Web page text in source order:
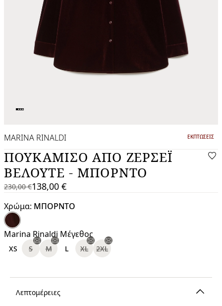
MARINA RINALDI ΚΑΤΗΓΟΡΙΑ:
ΕΚΠΤΏΣΕΙΣ
ΠΟΥΚΆΜΙΣΟ ΑΠΌ ΖΈΡΣΕΪ
ΒΕΛΟΥΤΈ - ΜΠΟΡΝΤΟ
230,00 €
230,00
€
138,00 €
Τρέχουσα
τιμή
138,00
€
Χρώμα: ΜΠΟΡΝΤΟ
Marina Rinaldi Μέγεθος
XS S M L XL 2XL
Λεπτομέρειες